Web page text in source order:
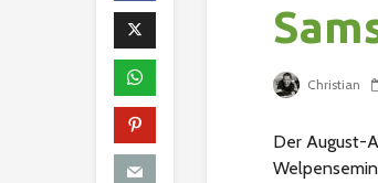
Christian
Der August-